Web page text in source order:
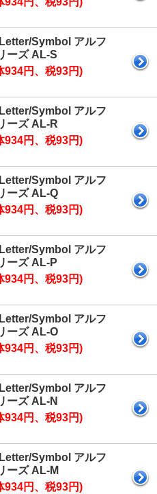
Symbol アルフ
ーズ AL-S
934円、税93円)
Symbol アルフ
ーズ AL-R
934円、税93円)
Symbol アルフ
ーズ AL-Q
934円、税93円)
Symbol アルフ
ーズ AL-P
934円、税93円)
Symbol アルフ
ーズ AL-O
934円、税93円)
Symbol アルフ
ーズ AL-N
934円、税93円)
Symbol アルフ
ーズ AL-M
934円、税93円)